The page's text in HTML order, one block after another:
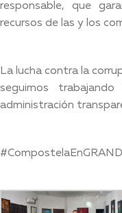
responsable, que
recursos de las y los
La lucha contra la
seguimos
administración